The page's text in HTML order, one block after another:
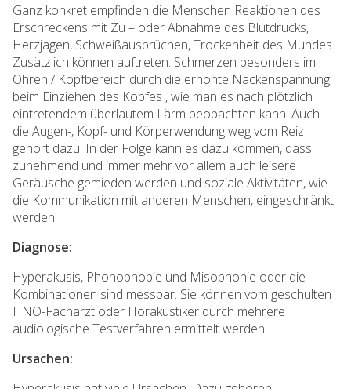
Ganz konkret empfinden die Menschen Reaktionen des
Erschreckens mit Zu – oder Abnahme des Blutdrucks,
Herzjagen, Schweißausbrüchen, Trockenheit des Mundes.
Zusätzlich können auftreten: Schmerzen besonders im
Ohren / Kopfbereich durch die erhöhte Nackenspannung
beim Einziehen des Kopfes , wie man es nach plötzlich
eintretendem überlautem Lärm beobachten kann. Auch
die Augen-, Kopf- und Körperwendung weg vom Reiz
gehört dazu. In der Folge kann es dazu kommen, dass
zunehmend und immer mehr vor allem auch leisere
Geräusche gemieden werden und soziale Aktivitäten, wie
die Kommunikation mit anderen Menschen, eingeschränkt
werden.
Diagnose:
Hyperakusis, Phonophobie und Misophonie oder die
Kombinationen sind messbar. Sie können vom geschulten
HNO-Facharzt oder Hörakustiker durch mehrere
audiologische Testverfahren ermittelt werden.
Ursachen: